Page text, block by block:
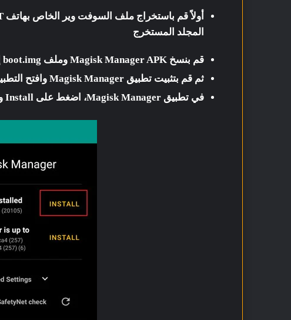
أولاً قم باستخراج ملف السوفت وير الخاص بهاتف Mi 10T والذي قمت بتنزيله، وابحث عن
المجلد المستخرج
قم بنسخ Magisk Manager APK وملف boot.img إلى هاتف
ثم قم بتثبيت تطبيقMagisk Manager وافتح
في تطبيق Magisk Manager، اضغط على
Install